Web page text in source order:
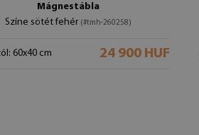
Mágnestábla
Színe sötét fehér (#tmh-260258)
60x40 cm 24 900 HUF